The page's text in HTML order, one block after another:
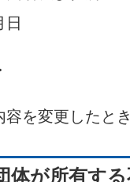
日
容を変更したとき
体が所有す